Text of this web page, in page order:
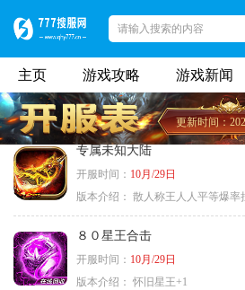
主页 游戏攻略 游戏新闻
更新时间：
专属未知大陆
开服时间： 10月/29日
版本介绍： 散人称王人人平等爆率
８０星王合击
开服时间： 10月/29日
版本介绍： 怀旧星王+1